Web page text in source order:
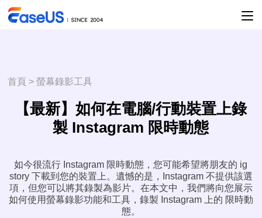
首頁 >螢幕錄影工具
【最新】如何在電腦/行動裝置上錄
製 Instagram 限時動態
如今很流行 Instagram 限時動態，您可能希望將朋友的 ig
story 下載到您的裝置上。遺憾的是，Instagram 不提供該選
項，但您可以將其錄製為影片。在本文中，我們將向您展示
如何使用螢幕錄影功能和工具，錄製 Instagram 上的 限時動
態。